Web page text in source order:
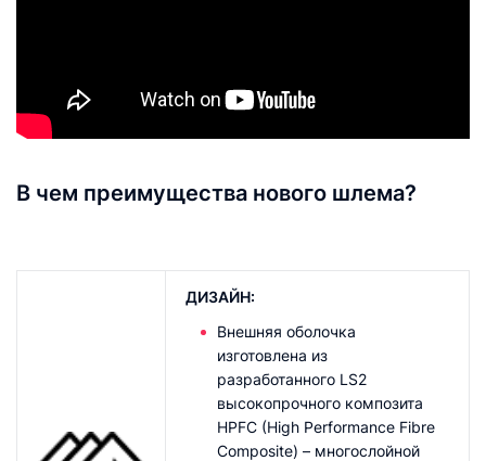
В чем преимущества нового шлема?
ДИЗАЙН:
Внешняя оболочка
изготовлена из
разработанного LS2
высокопрочного композита
HPFC (High Performance Fibre
Composite) – многослойной